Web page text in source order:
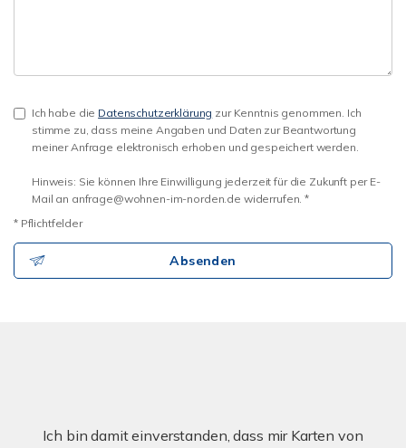
Ich habe die Datenschutzerklärung zur Kenntnis genommen. Ich
stimme zu, dass meine Angaben und Daten zur Beantwortung
meiner Anfrage elektronisch erhoben und gespeichert werden.
Hinweis: Sie können Ihre Einwilligung jederzeit für die Zukunft per E-
Mail an anfrage@wohnen-im-norden.de widerrufen. *
* Pflichtfelder
Absenden
Ich bin damit einverstanden, dass mir Karten von